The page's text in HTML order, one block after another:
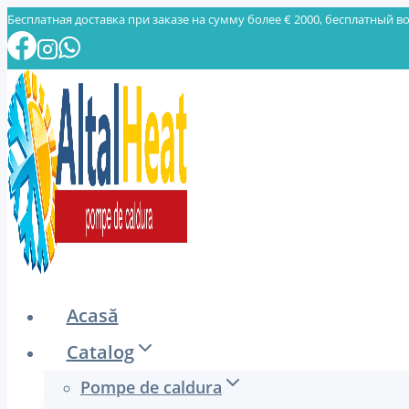
Skip
to
content
Бесплатная доставка при заказе на сумму более € 2000, бесплатный
Acasă
Catalog
Pompe de caldura